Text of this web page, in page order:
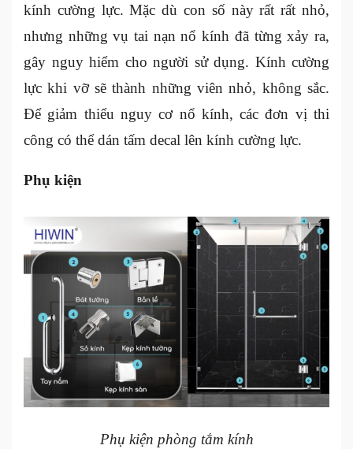
kính cường lực. Mặc dù con số này rất rất nhỏ,
nhưng những vụ tai nạn nổ kính đã từng xảy ra,
gây nguy hiểm cho người sử dụng. Kính cường
lực khi vỡ sẽ thành những viên nhỏ, không sắc.
Để giảm thiểu nguy cơ nổ kính, các đơn vị thi
công có thể dán tấm decal lên kính cường lực.
Phụ kiện
Phụ kiện phòng tắm kính